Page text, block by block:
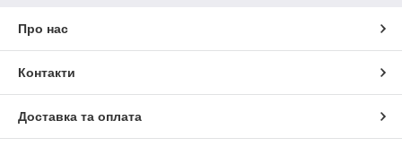
Про нас
Контакти
Доставка та оплата